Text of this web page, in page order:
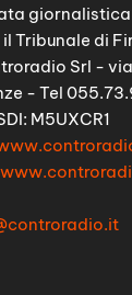
Tribunale di
Srl -
- Tel
M5UXCR1